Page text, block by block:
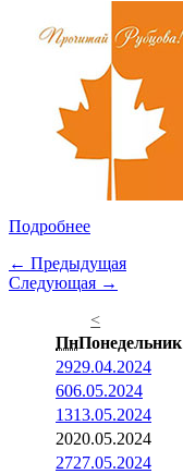
Подробнее
← Предыдущая
Следующая →
<
ПнПонедельник
2929.04.2024
606.05.2024
1313.05.2024
2020.05.2024
2727.05.2024